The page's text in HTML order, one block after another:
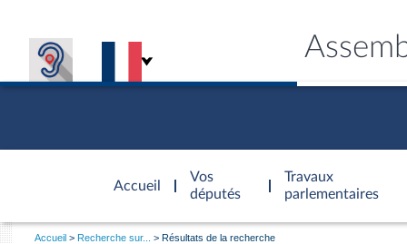
Accueil
d'accueil
Vos
députés
Travaux
parlementaires
Vous
Accueil Recherche sur... Résultats de la recherche